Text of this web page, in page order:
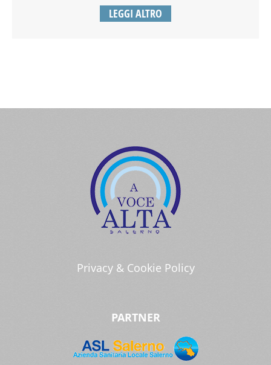
LEGGI ALTRO
Privacy & Cookie Policy
PARTNER